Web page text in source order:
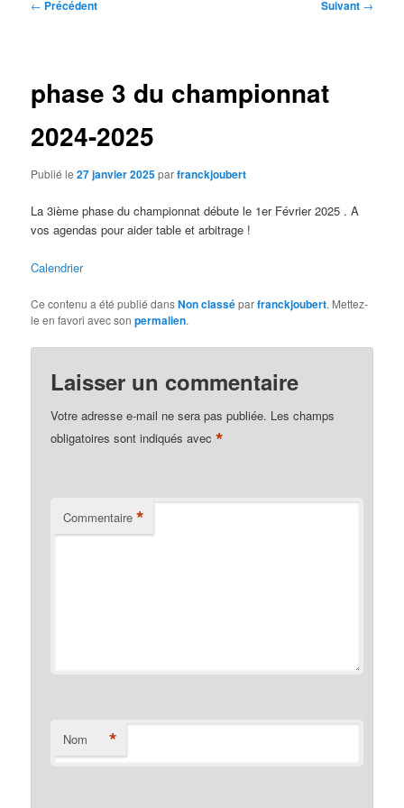
← Précédent Suivant →
phase 3 du championnat
2024-2025
Publié le27 janvier 2025parfranckjoubert
La 3ième phase du championnat débute le 1er Février 2025 . A
vos agendas pour aider table et arbitrage !
Calendrier
Ce contenu a été publié dansNon classéparfranckjoubert. Mettez-
le en favori avec sonpermalien.
Laisser un commentaire
Votre adresse e-mail ne sera pas publiée. Les champs
obligatoires sont indiqués avec*
Commentaire *
Nom *